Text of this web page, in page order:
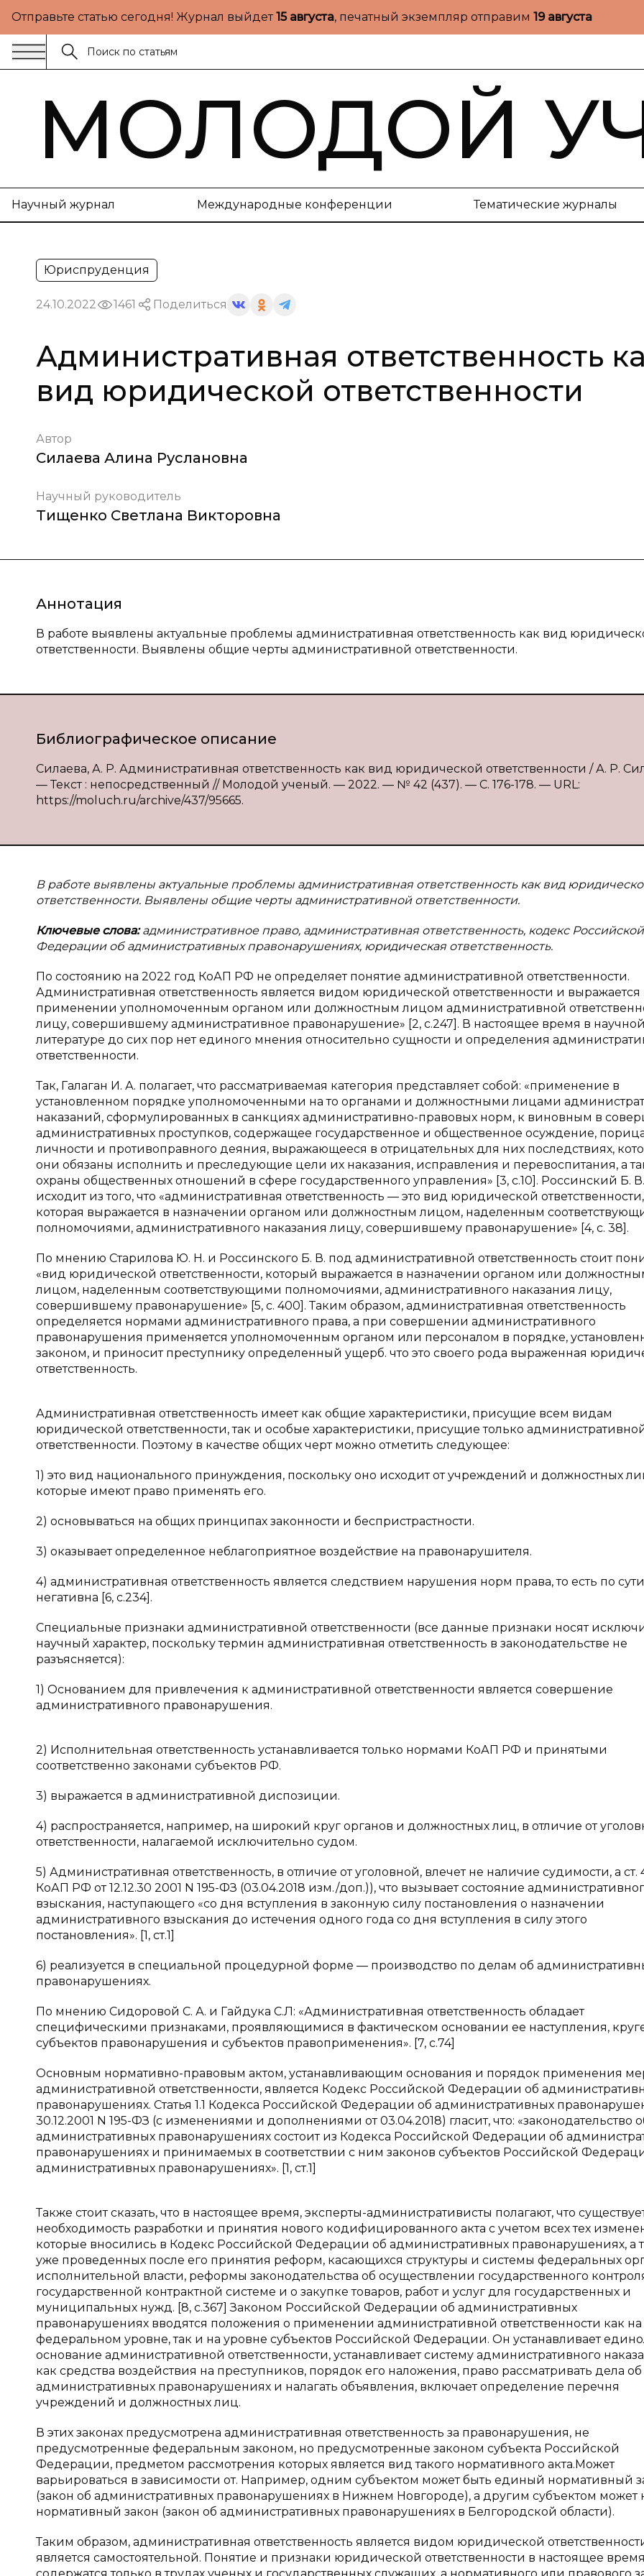
Отправьте статью сегодня! Журнал выйдет15 августа, печатный экземпляр отправим 19 августа
МОЛОДОЙ
Научный журнал Международные конференции Тематические журналы
Юриспруденция
24.10.2022 1461 Поделиться
Административная ответственность
вид юридической ответственности
Автор
Силаева Алина Руслановна
Научный руководитель
Тищенко Светлана Викторовна
Аннотация
В работе выявлены актуальные проблемы административная ответственность как вид
ответственности. Выявлены общие черты административной ответственности.
Библиографическое описание
Силаева, А. Р. Административная ответственность как вид юридической ответственности / А. Р.
— Текст : непосредственный // Молодой ученый. — 2022. — № 42 (437). — С. 176-178. — URL:
https://moluch.ru/archive/437/95665.
В работе выявлены актуальные проблемы административная ответственность как вид
ответственности. Выявлены общие черты административной ответственности.
Ключевые слова:административное право, административная ответственность, кодекс Российской
Федерации об административных правонарушениях, юридическая ответственность.
По состоянию на 2022 год КоАП РФ не определяет понятие административной ответственности.
Административная ответственность является видом юридической ответственности и выражается
применении уполномоченным органом или должностным лицом административной
лицу, совершившему административное правонарушение» [2, c.247]. В настоящее время в научной
литературе до сих пор нет единого мнения относительно сущности и определения
ответственности.
Так, Галаган И. А. полагает, что рассматриваемая категория представляет собой: «применение в
установленном порядке уполномоченными на то органами и должностными лицами
наказаний, сформулированных в санкциях административно-правовых норм, к виновным в
административных проступков, содержащее государственное и общественное осуждение,
личности и противоправного деяния, выражающееся в отрицательных для них последствиях,
они обязаны исполнить и преследующие цели их наказания, исправления и перевоспитания, а
охраны общественных отношений в сфере государственного управления» [3, c.10]. Россинский Б. В.
исходит из того, что «административная ответственность — это вид юридической ответственности,
которая выражается в назначении органом или должностным лицом, наделенным
полномочиями, административного наказания лицу, совершившему правонарушение» [4, c. 38].
По мнению Старилова Ю. Н. и Россинского Б. В. под административной ответственность стоит
«вид юридической ответственности, который выражается в назначении органом или
лицом, наделенным соответствующими полномочиями, административного наказания лицу,
совершившему правонарушение» [5, с. 400]. Таким образом, административная ответственность
определяется нормами административного права, а при совершении административного
правонарушения применяется уполномоченным органом или персоналом в порядке,
законом, и приносит преступнику определенный ущерб. что это своего рода выраженная
ответственность.
Административная ответственность имеет как общие характеристики, присущие всем видам
юридической ответственности, так и особые характеристики, присущие только
ответственности. Поэтому в качестве общих черт можно отметить следующее:
1) это вид национального принуждения, поскольку оно исходит от учреждений и должностных
которые имеют право применять его.
2) основываться на общих принципах законности и беспристрастности.
3) оказывает определенное неблагоприятное воздействие на правонарушителя.
4) административная ответственность является следствием нарушения норм права, то есть по
негативна [6, c.234].
Специальные признаки административной ответственности (все данные признаки носят
научный характер, поскольку термин административная ответственность в законодательстве не
разъясняется):
1) Основанием для привлечения к административной ответственности является совершение
административного правонарушения.
2) Исполнительная ответственность устанавливается только нормами КоАП РФ и принятыми
соответственно законами субъектов РФ.
3) выражается в административной диспозиции.
4) распространяется, например, на широкий круг органов и должностных лиц, в отличие от
ответственности, налагаемой исключительно судом.
5) Административная ответственность, в отличие от уголовной, влечет не наличие судимости, а ст.
КоАП РФ от 12.12.30 2001 N 195-ФЗ (03.04.2018 изм./доп.)), что вызывает состояние
взыскания, наступающего «со дня вступления в законную силу постановления о назначении
административного взыскания до истечения одного года со дня вступления в силу этого
постановления». [1, ст.1]
6) реализуется в специальной процедурной форме — производство по делам об
правонарушениях.
По мнению Сидоровой С. А. и Гайдука С.Л: «Административная ответственность обладает
специфическими признаками, проявляющимися в фактическом основании ее наступления,
субъектов правонарушения и субъектов правоприменения». [7, c.74]
Основным нормативно-правовым актом, устанавливающим основания и порядок применения
административной ответственности, является Кодекс Российской Федерации об
правонарушениях. Статья 1.1 Кодекса Российской Федерации об административных
30.12.2001 N 195-ФЗ (с изменениями и дополнениями от 03.04.2018) гласит, что: «законодательство
административных правонарушениях состоит из Кодекса Российской Федерации об
правонарушениях и принимаемых в соответствии с ним законов субъектов Российской
административных правонарушениях». [1, ст.1]
Также стоит сказать, что в настоящее время, эксперты-административисты полагают, что
необходимость разработки и принятия нового кодифицированного акта с учетом всех тех
которые вносились в Кодекс Российской Федерации об административных правонарушениях, а
уже проведенных после его принятия реформ, касающихся структуры и системы федеральных
исполнительной власти, реформы законодательства об осуществлении государственного
государственной контрактной системе и о закупке товаров, работ и услуг для государственных и
муниципальных нужд. [8, c.367] Законом Российской Федерации об административных
правонарушениях вводятся положения о применении административной ответственности как на
федеральном уровне, так и на уровне субъектов Российской Федерации. Он устанавливает
основание административной ответственности, устанавливает систему административного
как средства воздействия на преступников, порядок его наложения, право рассматривать дела об
административных правонарушениях и налагать объявления, включает определение перечня
учреждений и должностных лиц.
В этих законах предусмотрена административная ответственность за правонарушения, не
предусмотренные федеральным законом, но предусмотренные законом субъекта Российской
Федерации, предметом рассмотрения которых является вид такого нормативного акта.Может
варьироваться в зависимости от. Например, одним субъектом может быть единый нормативный
(закон об административных правонарушениях в Нижнем Новгороде), а другим субъектом может
нормативный закон (закон об административных правонарушениях в Белгородской области).
Таким образом, административная ответственность является видом юридической
является самостоятельной. Понятие и признаки юридической ответственности в настоящее время